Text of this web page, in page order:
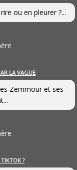
ou en pleurer ?...
LA VAGUE
Zemmour et ses
?